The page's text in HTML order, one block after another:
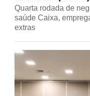
Quarta rodada de
saúde Caixa,
extras